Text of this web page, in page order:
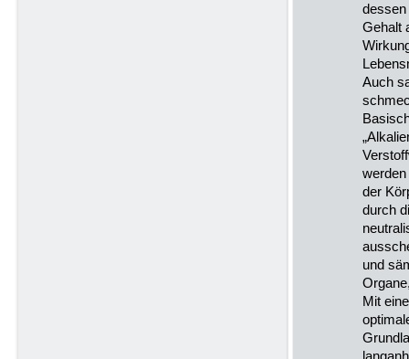
dessen
Gehalt
Auch
der
durch
und
Mit